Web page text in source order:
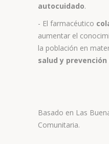
autocuidado.
- El farmacéutico
aumentar el
la población en
salud y
Basado en Las
Comunitaria.